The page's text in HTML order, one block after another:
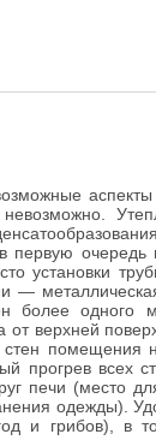
аспекты
первую очередь
установки
—
более одного
верхней
помещения
прогрев всех
печи (место
одежды).
и грибов), в